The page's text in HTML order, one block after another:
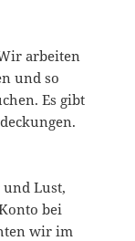
arbeiten
und so
Es gibt
und Lust,
bei
wir im